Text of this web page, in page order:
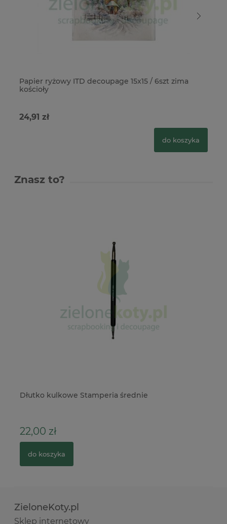
Papier ryżowy ITD decoupage 15x15 / 6szt zima
kościoły
24,91 zł
do koszyka
Znasz to?
Dłutko kulkowe Stamperia średnie
22,00 zł
do koszyka
ZieloneKoty.pl
Sklep internetowy